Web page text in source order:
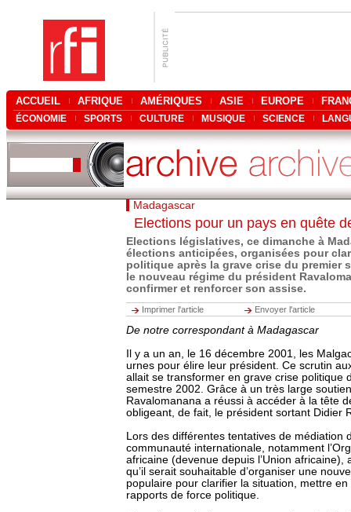
ACCUEIL AFRIQUE AMÉRIQUES ASIE EUROPE
ÉCONOMIE SPORTS CULTURE MUSIQUE SCIENCE
Madagascar
Elections pour un pays en quête
Elections législatives, ce dimanche à
élections anticipées, organisées pour
politique après la grave crise du premier
le nouveau régime du président
confirmer et renforcer son assise.
Imprimer l'article Envoyer l'article
De notre correspondant à Madagascar
Il y a un an, le 16 décembre 2001, les
urnes pour élire leur président. Ce scrutin
allait se transformer en grave crise politique
semestre 2002. Grâce à un très large
Ravalomanana a réussi à accéder à la tête
obligeant, de fait, le président sortant Didier
Lors des différentes tentatives de médiation
communauté internationale, notamment
africaine (devenue depuis l’Union africaine),
qu’il serait souhaitable d’organiser une
populaire pour clarifier la situation, mettre
rapports de force politique.